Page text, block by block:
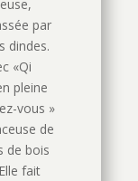
par
dindes.
«Qi
pleine
vous »
de
de bois
fait